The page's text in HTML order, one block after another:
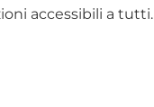
accessibili a tutti.